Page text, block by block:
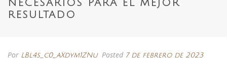
NECESARIOS PARA EL MEJOR
RESULTADO
Por LBl4s_c0_aXdym1ZNu Posted 7 de febrero de 2023